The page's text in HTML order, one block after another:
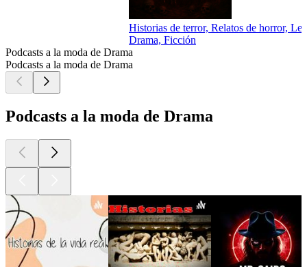
Historias de terror, Relatos de horror,
Drama, Ficción
Podcasts a la moda de Drama
Podcasts a la moda de Drama
Podcasts a la moda de Drama